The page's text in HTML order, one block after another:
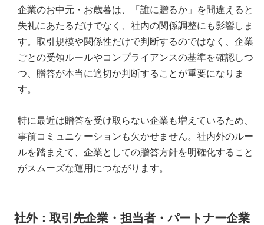
企業のお中元・お歳暮は、「誰に贈るか」を間違えると
失礼にあたるだけでなく、社内の関係調整にも影響しま
す。取引規模や関係性だけで判断するのではなく、企業
ごとの受領ルールやコンプライアンスの基準を確認しつ
つ、贈答が本当に適切か判断することが重要になりま
す。
特に最近は贈答を受け取らない企業も増えているため、
事前コミュニケーションも欠かせません。社内外のルー
ルを踏まえて、企業としての贈答方針を明確化すること
がスムーズな運用につながります。
社外：取引先企業・担当者・パートナー企業